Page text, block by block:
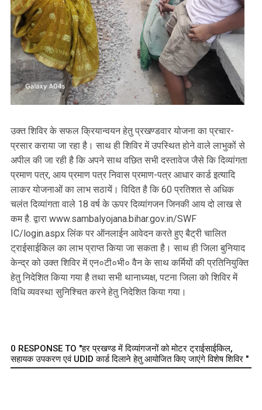
उक्त शिविर के सफल क्रियान्वयन हेतु प्रखण्डवार योजना का प्रचार-
प्रसार कराया जा रहा है। साथ ही शिविर में उपस्थित होने वाले लाभुकों से
अपील की जा रही है कि अपने साथ वछित सभी दस्तावेज जैसे कि दिव्यांगता
प्रमाण पत्र, आय प्रमाण पत्र निवास प्रमाण-पत्र आधार कार्ड इत्यादि
लाकर योजनाओं का लाभ सठायें। विदित है कि 60 प्रतिशत से अधिक
चलंत दिव्यांगता वाले 18 वर्ष के ऊपर दिव्यांगजन जिनकी आय दो लाख से
कम है. द्वारा www.sambalyojana.bihar.gov.in/SWF
IC/login.aspx लिंक पर ऑनलाईन आवेदन करते हुए बैट्री चालित
ट्राईसाईकिल का लाभ प्राप्त किया जा सकता है। साथ ही जिला बुनियाद
केन्द्र को उक्त शिविर में एन०टी०भी० वैन के साथ कर्मियों की प्रतिनियुक्ति
हेतु निदेशित किया गया है तथा सभी थानाध्यक्ष, पटना जिला को शिविर में
विधि व्यवस्था सुनिश्चित करने हेतु निदेशित किया गया।
0 RESPONSE TO "हर प्रखण्ड में दिव्यांगजनों को मोटर ट्राईसाईकिल,
सहायक उपकरण एवं UDID कार्ड दिलाने हेतु आयोजित किए जाएंगे विशेष शिविर "